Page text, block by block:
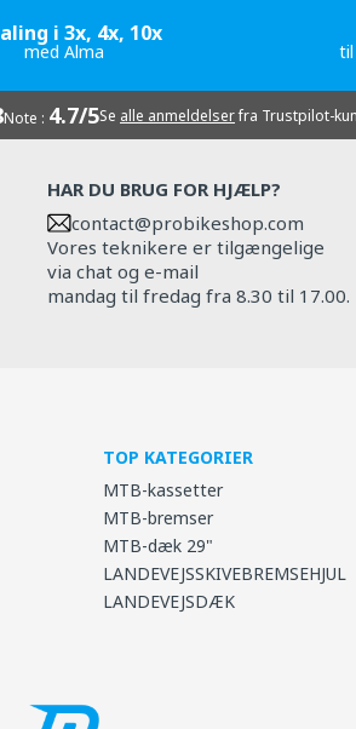
i 3x, 4x, 10x
med Alma til
Note : 4.7/5Se alle anmeldelserfra Trustpilot-
HAR DU BRUG FOR HJÆLP?
contact@probikeshop.com
Vores teknikere er tilgængelige
via chat og e-mail
mandag til fredag fra 8.30 til 17.00.
TOP KATEGORIER
MTB-kassetter
MTB-bremser
MTB-dæk 29"
LANDEVEJSSKIVEBREMSEHJUL
LANDEVEJSDÆK